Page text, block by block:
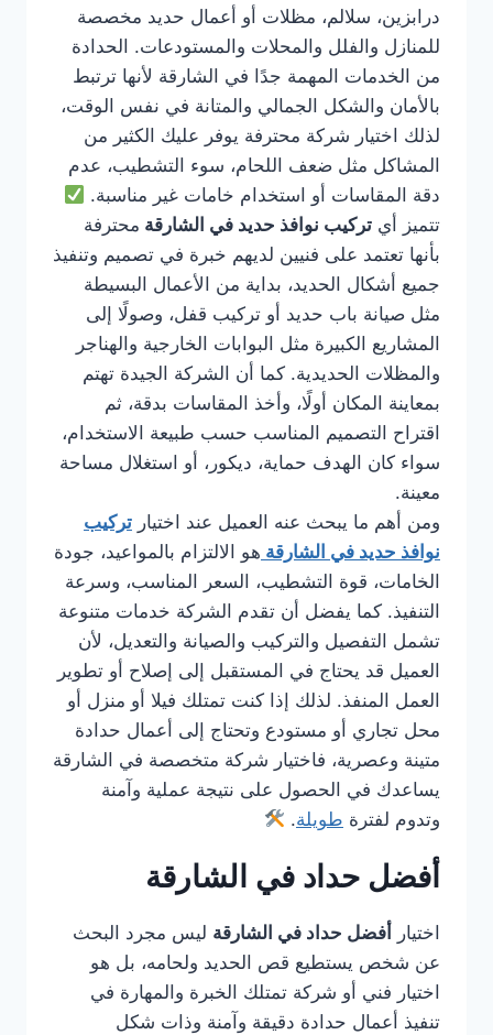
درابزين، سلالم، مظلات أو أعمال حديد مخصصة
للمنازل والفلل والمحلات والمستودعات. الحدادة
من الخدمات المهمة جدًا في الشارقة لأنها ترتبط
بالأمان والشكل الجمالي والمتانة في نفس الوقت،
لذلك اختيار شركة محترفة يوفر عليك الكثير من
المشاكل مثل ضعف اللحام، سوء التشطيب، عدم
دقة المقاسات أو استخدام خامات غير مناسبة.
تتميز أي تركيب نوافذ حديد في الشارقة محترفة
بأنها تعتمد على فنيين لديهم خبرة في تصميم وتنفيذ
جميع أشكال الحديد، بداية من الأعمال البسيطة
مثل صيانة باب حديد أو تركيب قفل، وصولًا إلى
المشاريع الكبيرة مثل البوابات الخارجية والهناجر
والمظلات الحديدية. كما أن الشركة الجيدة تهتم
بمعاينة المكان أولًا، وأخذ المقاسات بدقة، ثم
اقتراح التصميم المناسب حسب طبيعة الاستخدام،
سواء كان الهدف حماية، ديكور، أو استغلال مساحة
معينة.
ومن أهم ما يبحث عنه العميل عند اختيار تركيب
نوافذ حديد في الشارقة هو الالتزام بالمواعيد، جودة
الخامات، قوة التشطيب، السعر المناسب، وسرعة
التنفيذ. كما يفضل أن تقدم الشركة خدمات متنوعة
تشمل التفصيل والتركيب والصيانة والتعديل، لأن
العميل قد يحتاج في المستقبل إلى إصلاح أو تطوير
العمل المنفذ. لذلك إذا كنت تمتلك فيلا أو منزل أو
محل تجاري أو مستودع وتحتاج إلى أعمال حدادة
متينة وعصرية، فاختيار شركة متخصصة في الشارقة
يساعدك في الحصول على نتيجة عملية وآمنة
وتدوم لفترة طويلة.
أفضل حداد في الشارقة
اختيار أفضل حداد في الشارقة ليس مجرد البحث
عن شخص يستطيع قص الحديد ولحامه، بل هو
اختيار فني أو شركة تمتلك الخبرة والمهارة في
تنفيذ أعمال حدادة دقيقة وآمنة وذات شكل